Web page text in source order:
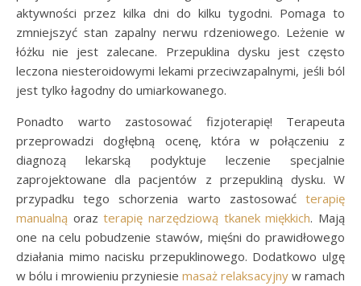
aktywności przez kilka dni do kilku tygodni. Pomaga to
zmniejszyć stan zapalny nerwu rdzeniowego. Leżenie w
łóżku nie jest zalecane. Przepuklina dysku jest często
leczona niesteroidowymi lekami przeciwzapalnymi, jeśli ból
jest tylko łagodny do umiarkowanego.
Ponadto warto zastosować fizjoterapię! Terapeuta
przeprowadzi dogłębną ocenę, która w połączeniu z
diagnozą lekarską podyktuje leczenie specjalnie
zaprojektowane dla pacjentów z przepukliną dysku. W
przypadku tego schorzenia warto zastosować terapię
manualną orazterapię narzędziową tkanek miękkich. Mają
one na celu pobudzenie stawów, mięśni do prawidłowego
działania mimo nacisku przepuklinowego. Dodatkowo ulgę
w bólu i mrowieniu przyniesie masaż relaksacyjny w ramach